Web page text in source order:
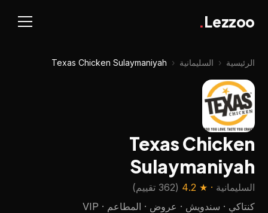
Lezzoo
.
الرئيسية ‹ السليمانية ‹
Texas Chicken Sulaymaniyah
Texas Chicken
Sulaymaniyah
السليمانية · ★
4.2
(362 تقييم
)
كنتاكي · سندويش · عروض · المطاعم · VIP